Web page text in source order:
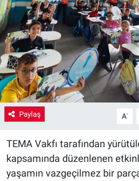
Paylaş A-
TEMA Vakfı tarafından
kapsamında düzenlenen
yaşamın vazgeçilmez bir
VEFATLAR